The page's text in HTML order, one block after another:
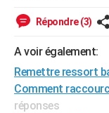
Alimentation
Guide de la santé
Maladies
Médicaments
Sommeil
VOYAGE
PHOTO
GUIDES D'ACHAT
BONS PLANS
Répondre (3)
A voir également:
Remettre ressort
Comment
réponses